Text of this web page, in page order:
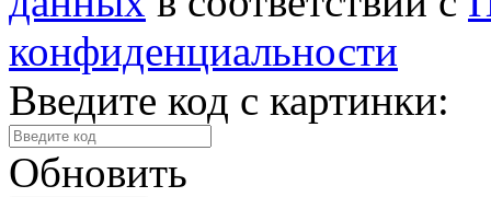
конфиденциальности
Введите код с картинки:
Обновить